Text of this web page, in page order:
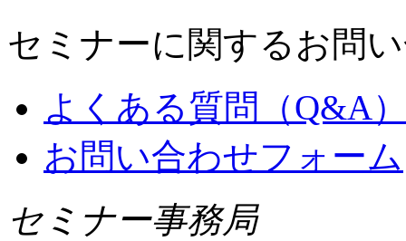
セミナーに関するお問
よくある質問（Q&A
お問い合わせフォーム
セミナー事務局